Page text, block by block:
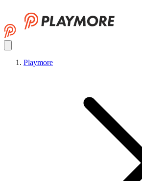
Playmore